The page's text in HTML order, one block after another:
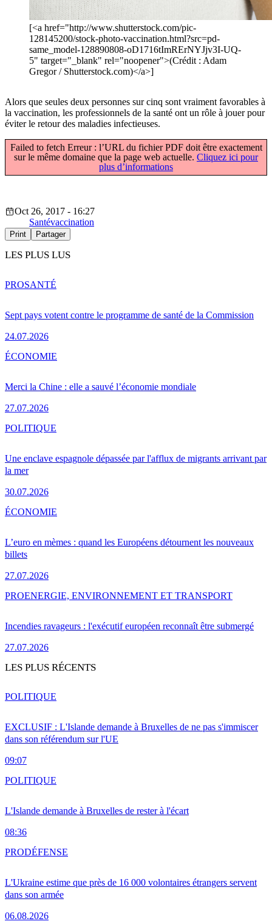
[<a href="http://www.shutterstock.com/pic-
128145200/stock-photo-vaccination.html?src=pd-
same_model-128890808-oD1716tImRErNYJjv3I-UQ-
5" target="_blank" rel="noopener">(Crédit : Adam
Gregor / Shutterstock.com)</a>]
Alors que seules deux personnes sur cinq sont vraiment favorables à
la vaccination, les professionnels de la santé ont un rôle à jouer pour
éviter le retour des maladies infectieuses.
Failed to fetch Erreur : l’URL du fichier PDF doit être exactement
sur le même domaine que la page web actuelle. Cliquez ici pour
plus d’informations
Oct 26, 2017 - 16:27
Santévaccination
Print Partager
LES PLUS LUS
Sept pays votent contre le programme de santé de la Commission
24.07.2026
PROSANTÉ
Merci la Chine : elle a sauvé l’économie mondiale
27.07.2026
ÉCONOMIE
Une enclave espagnole dépassée par l'afflux de migrants arrivant par
la mer
30.07.2026
POLITIQUE
L’euro en mèmes : quand les Européens détournent les nouveaux
billets
27.07.2026
ÉCONOMIE
Incendies ravageurs : l'exécutif européen reconnaît être submergé
27.07.2026
PROENERGIE, ENVIRONNEMENT ET TRANSPORT
LES PLUS RÉCENTS
EXCLUSIF : L'Islande demande à Bruxelles de ne pas s'immiscer
dans son référendum sur l'UE
09:07
POLITIQUE
L'Islande demande à Bruxelles de rester à l'écart
08:36
POLITIQUE
L'Ukraine estime que près de 16 000 volontaires étrangers servent
dans son armée
06.08.2026
PRODÉFENSE